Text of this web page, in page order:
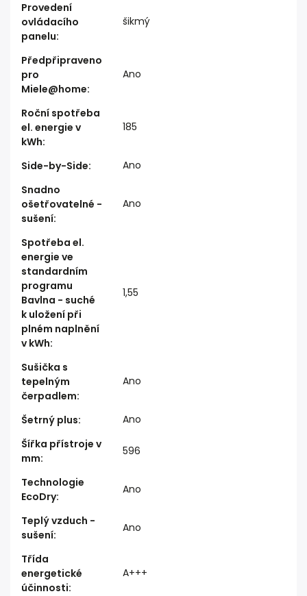
Provedení
ovládacího
panelu:
šikmý
Předpřipraveno
pro
Miele@home:
Ano
Roční spotřeba
el. energie v
kWh:
185
Side-by-Side:
Ano
Snadno
ošetřovatelné -
sušení:
Ano
Spotřeba el.
energie ve
standardním
programu
Bavlna - suché
k uložení při
plném naplnění
v kWh:
1,55
Sušička s
tepelným
čerpadlem:
Ano
Šetrný plus:
Ano
Šířka přístroje v
mm:
596
Technologie
EcoDry:
Ano
Teplý vzduch -
sušení:
Ano
Třída
energetické
účinnosti:
A+++